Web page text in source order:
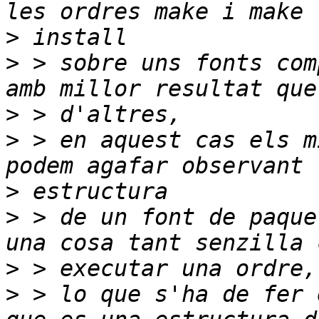
>
> > sobre uns fonts
>
> > en aquest cas els
>
> > de un font de
>
> > lo que s'ha de fer